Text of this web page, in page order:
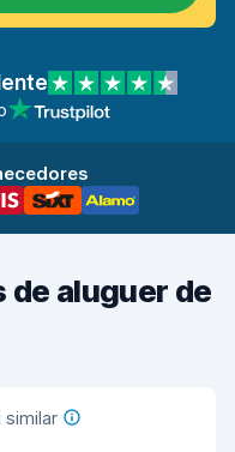
de aluguer de
similar